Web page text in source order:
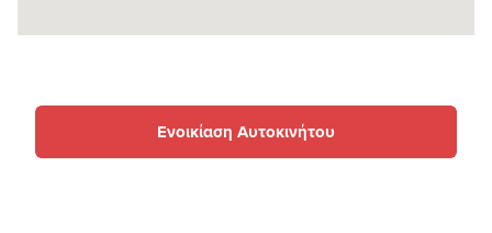
Ενοικίαση Αυτοκινήτου